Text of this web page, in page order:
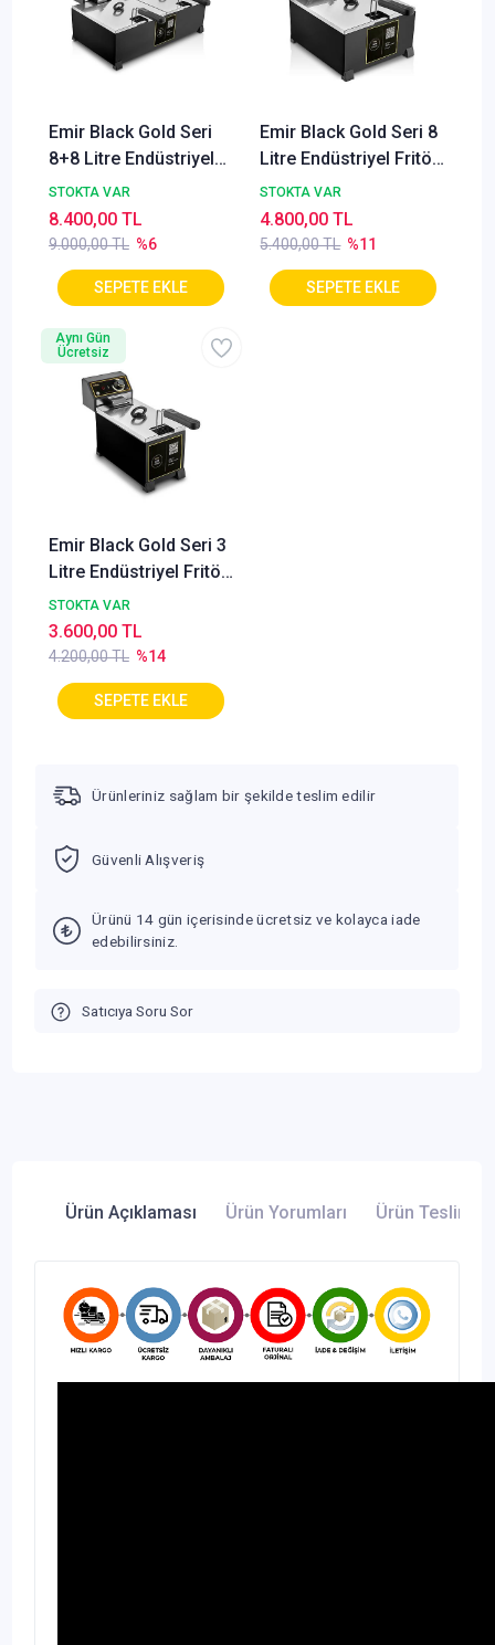
Emir Black Gold Seri
8+8 Litre Endüstriyel
Fritöz – Piano Black –
Profesyonel Kullanım
STOKTA VAR
9.000,00 TL %6
8.400,00 TL
Emir Black Gold Seri 8
Litre Endüstriyel Fritöz
– Piano Black –
Profesyonel Kullanım
STOKTA VAR
5.400,00 TL %11
4.800,00 TL
Emir Black Gold Seri 3
Litre Endüstriyel Fritöz
– Piano Black –
Profesyonel Kullanım
STOKTA VAR
4.200,00 TL %14
3.600,00 TL
Aynı Gün
Ücretsiz
Ürünleriniz sağlam bir şekilde teslim edilir
Güvenli Alışveriş
Ürünü 14 gün içerisinde ücretsiz ve kolayca iade
edebilirsiniz.
Satıcıya Soru Sor
Ürün Açıklaması Ürün Yorumları Ürün